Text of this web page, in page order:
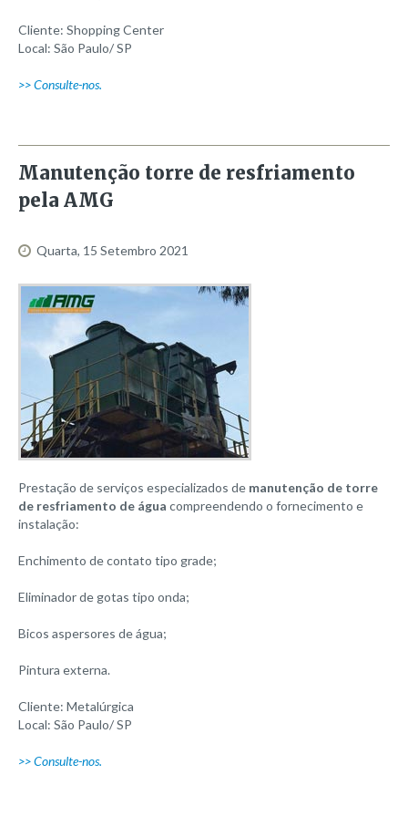
Duplo leque
Gravidade GR
Quadrado QP
Rotojet
Três estágios
Dois estágios
Ultrajet
Partes e peças
Serviços
Montagem de torres de resfriamento
Recapacitação ou retrofit de torres
Consultoria em torres de resfriamento
Catálogo
Blog/ Portfólio
2026
2024
Cliente: Shopping Center
Local: São Paulo/ SP
>> Consulte-nos.
Manutenção torre de resfriamento
pela AMG
Quarta, 15 Setembro 2021
Prestação de serviços especializados de manutenção de torre
de resfriamento de água compreendendo o fornecimento e
instalação:
Enchimento de contato tipo grade;
Eliminador de gotas tipo onda;
Bicos aspersores de água;
Pintura externa.
Cliente: Metalúrgica
Local: São Paulo/ SP
>> Consulte-nos.